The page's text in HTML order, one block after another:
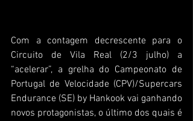
Com a contagem decrescente para o
Circuito de Vila Real (2/3 julho) a
“acelerar”, a grelha do Campeonato de
Portugal de Velocidade (CPV)/Supercars
Endurance (SE) by Hankook vai ganhando
novos protagonistas, o último dos quais é